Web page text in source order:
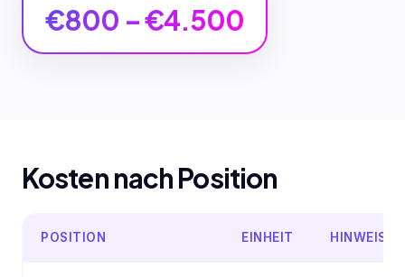
€800 – €4.500
Kosten nach Position
POSITION EINHEIT HINWEIS